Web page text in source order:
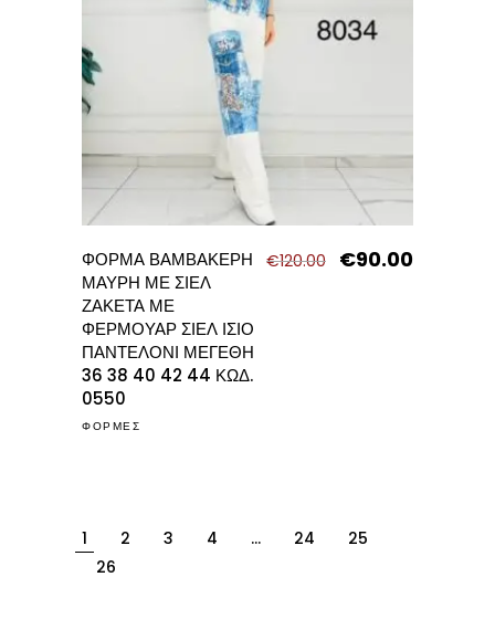
ΦΟΡΜΑ ΒΑΜΒΑΚΕΡΗ
ΜΑΥΡΗ ΜΕ ΣΙΕΛ
ΖΑΚΕΤΑ ΜΕ
ΦΕΡΜΟΥΑΡ ΣΙΕΛ ΙΣΙΟ
ΠΑΝΤΕΛΟΝΙ ΜΕΓΕΘΗ
36 38 40 42 44 ΚΩΔ.
0550
€120.00
Original
€90.00Η
ΦΟΡΜΕΣ
1 2 3 4 … 24
25
26